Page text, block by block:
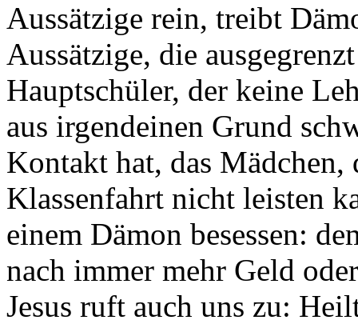
Aussätzige rein, treibt
Aussätzige, die
Hauptschüler, der keine
aus irgendeinen Grund
Kontakt hat, das
Klassenfahrt nicht leisten
einem Dämon besessen:
nach immer mehr Geld
Jesus ruft auch uns zu: